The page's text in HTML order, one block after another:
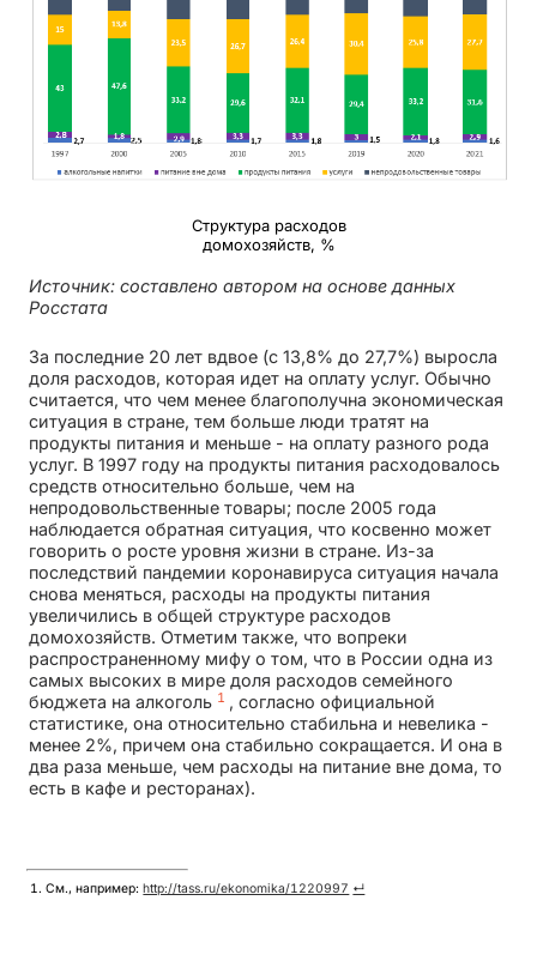
Структура расходов
домохозяйств, %
Источник: составлено автором на основе данных
Росстата
За последние 20 лет вдвое (с 13,8% до 27,7%) выросла
доля расходов, которая идет на оплату услуг. Обычно
считается, что чем менее благополучна экономическая
ситуация в стране, тем больше люди тратят на
продукты питания и меньше - на оплату разного рода
услуг. В 1997 году на продукты питания расходовалось
средств относительно больше, чем на
непродовольственные товары; после 2005 года
наблюдается обратная ситуация, что косвенно может
говорить о росте уровня жизни в стране. Из-за
последствий пандемии коронавируса ситуация начала
снова меняться, расходы на продукты питания
увеличились в общей структуре расходов
домохозяйств. Отметим также, что вопреки
распространенному мифу о том, что в России одна из
самых высоких в мире доля расходов семейного
бюджета на алкоголь 1 , согласно официальной
статистике, она относительно стабильна и невелика -
менее 2%, причем она стабильно сокращается. И она в
два раза меньше, чем расходы на питание вне дома, то
есть в кафе и ресторанах).
См., например: http://tass.ru/ekonomika/1220997 ↵